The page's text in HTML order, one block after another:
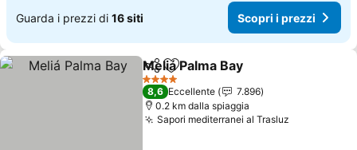
Guarda i prezzi di 16 siti Scopri i prezzi
CondividiAggiungi ai preferiti
Meliá Palma Bay
4 Stelle
8,6 Eccellente
7.896
0.2 km dalla spiaggia
Sapori mediterranei al Trasluz